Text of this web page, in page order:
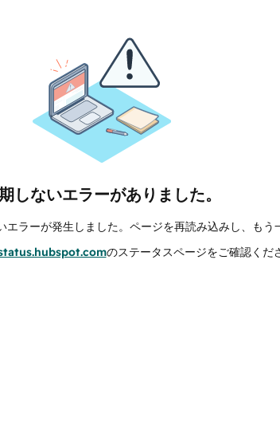
しないエラーがありました。
ラーが発生しました。ページを再読み込みし、もう
のステータスページをご確認くだ